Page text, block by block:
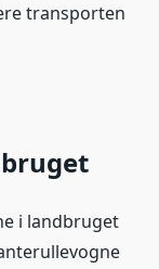
transporten
i landbruget